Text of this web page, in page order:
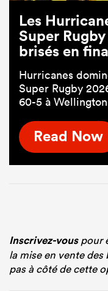
Les
Super
brisés en
Hurricanes
Super Rugby
60-5 à
Read Now
Inscrivez-vouspour
la mise en vente des
pas à côté de cette